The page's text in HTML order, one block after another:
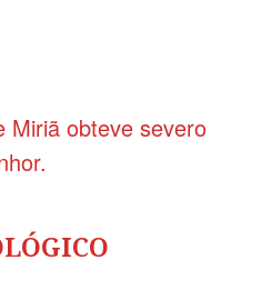
Miriã obteve severo